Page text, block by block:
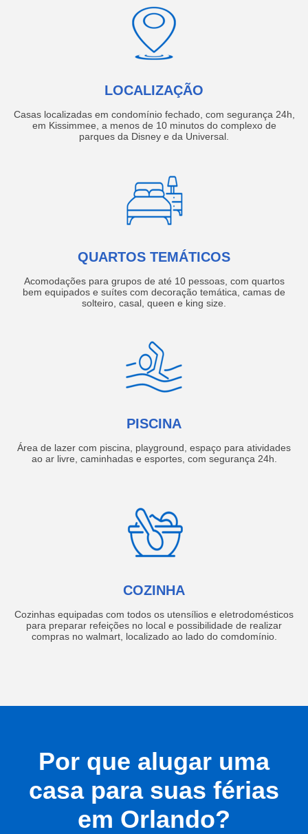
LOCALIZAÇÃO
Casas localizadas em condomínio fechado, com segurança 24h,
em Kissimmee, a menos de 10 minutos do complexo de
parques da Disney e da Universal.
QUARTOS TEMÁTICOS
Acomodações para grupos de até 10 pessoas, com quartos
bem equipados e suítes com decoração temática, camas de
solteiro, casal, queen e king size.
PISCINA
Área de lazer com piscina, playground, espaço para atividades
ao ar livre, caminhadas e esportes, com segurança 24h.
COZINHA
Cozinhas equipadas com todos os utensílios e eletrodomésticos
para preparar refeições no local e possibilidade de realizar
compras no walmart, localizado ao lado do comdomínio.
Por que alugar uma
casa para suas férias
em Orlando?